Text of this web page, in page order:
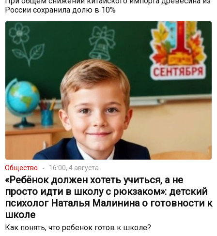
России сохранила долю в 10%
Общество 16:00, 4 августа
«Ребёнок должен хотеть учиться, а не
просто идти в школу с рюкзаком»: детский
психолог Наталья Малинина о готовности к
школе
Как понять, что ребенок готов к школе?